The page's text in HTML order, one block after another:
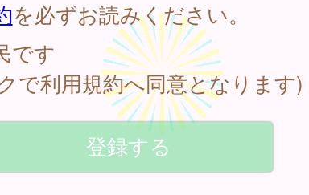
を必ずお読みください。
です
で利用規約へ同意となります)